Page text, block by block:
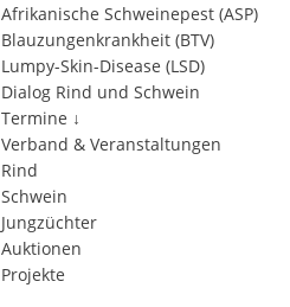
Afrikanische Schweinepest (ASP)
Blauzungenkrankheit (BTV)
Lumpy-Skin-Disease (LSD)
Dialog Rind und Schwein
Termine ↓
Verband & Veranstaltungen
Rind
Schwein
Jungzüchter
Auktionen
Projekte